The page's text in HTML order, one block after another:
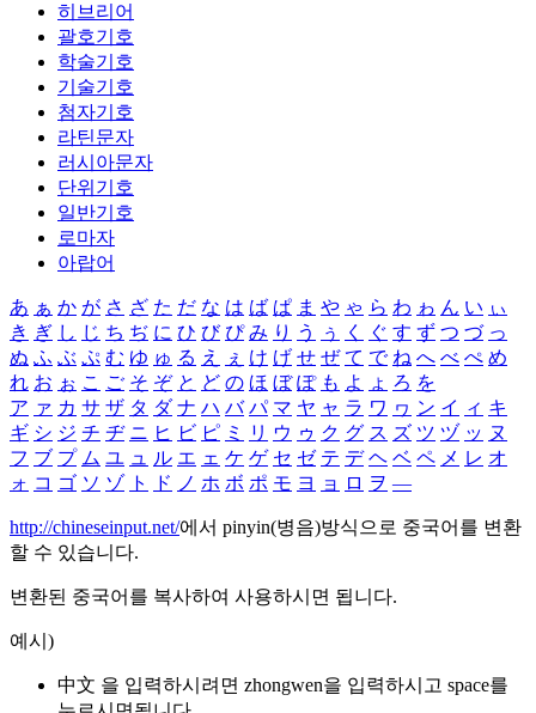
히브리어
괄호기호
학술기호
기술기호
첨자기호
라틴문자
러시아문자
단위기호
일반기호
로마자
아랍어
あ ぁ か が さ ざ た だ な は ば ぱ ま や ゃ ら わ ゎ ん い ぃ
き ぎ し じ ち ぢ に ひ び ぴ み り う ぅ く ぐ す ず つ づ っ
ぬ ふ ぶ ぷ む ゆ ゅ る え ぇ け げ せ ぜ て で ね へ べ ぺ め
れ お ぉ こ ご そ ぞ と ど の ほ ぼ ぽ も よ ょ ろ を
ア ァ カ サ ザ タ ダ ナ ハ バ パ マ ヤ ャ ラ ワ ヮ ン イ ィ キ
ギ シ ジ チ ヂ ニ ヒ ビ ピ ミ リ ウ ゥ ク グ ス ズ ツ ヅ ッ ヌ
フ ブ プ ム ユ ュ ル エ ェ ケ ゲ セ ゼ テ デ ヘ ベ ペ メ レ オ
ォ コ ゴ ソ ゾ ト ド ノ ホ ボ ポ モ ヨ ョ ロ ヲ ―
http://chineseinput.net/에서 pinyin(병음)방식으로 중국어를 변환
할 수 있습니다.
변환된 중국어를 복사하여 사용하시면 됩니다.
예시)
中文 을 입력하시려면 zhongwen을 입력하시고 space를